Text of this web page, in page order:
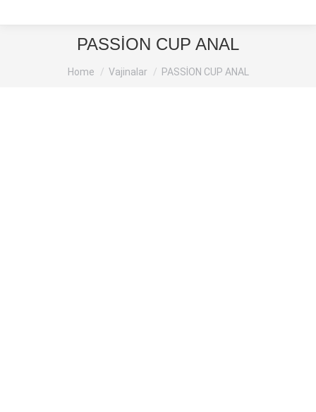
PASSİON CUP ANAL
You are here:
Home Vajinalar PASSİON CUP ANAL